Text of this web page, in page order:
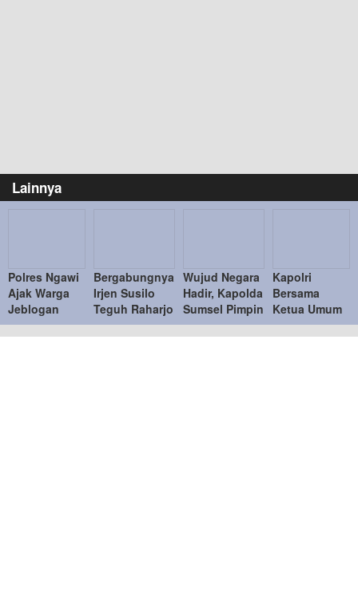
Lainnya
Polres Ngawi
Ajak Warga
Jeblogan
Lawan Hoaks,
Wujudkan
Bergabungnya
Irjen Susilo
Teguh Raharjo
ke UBISA
Perkuat Pusat
Wujud Negara
Hadir, Kapolda
Sumsel Pimpin
Penyerahan
Barang Bukti
Kapolri
Bersama
Ketua Umum
Bhayangkari
Tinjau Bazar